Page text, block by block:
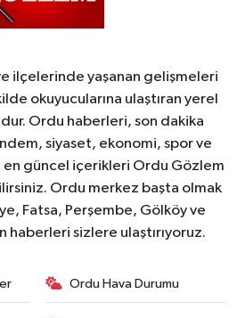
ilçelerinde yaşanan gelişmeleri
okuyucularına ulaştıran yerel
Ordu haberleri, son dakika
siyaset, ekonomi, spor ve
güncel içerikleri Ordu Gözlem
Ordu merkez başta olmak
Fatsa, Perşembe, Gölköy ve
sizlere ulaştırıyoruz.
Ordu Hava Durumu